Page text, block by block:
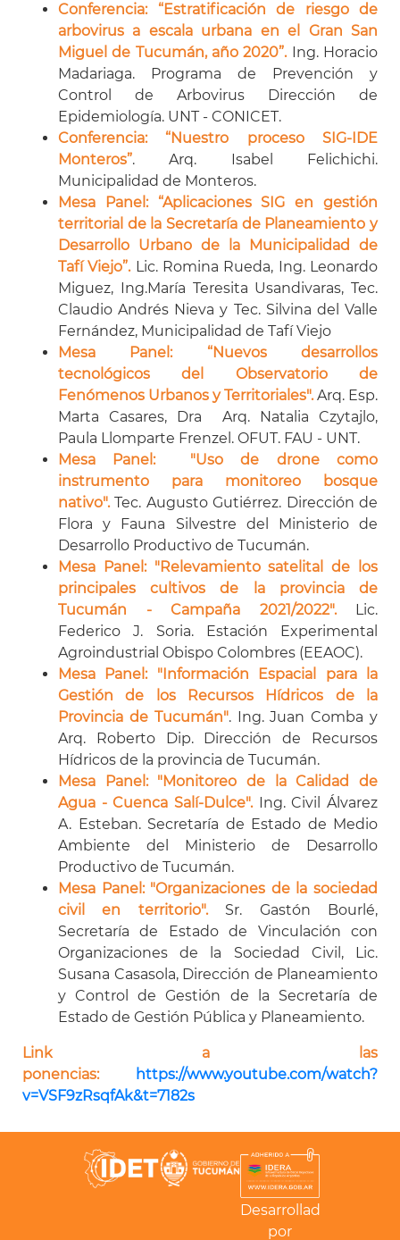
Conferencia: “Estratificación de riesgo de
arbovirus a escala urbana en el Gran San
Miguel de Tucumán, año 2020”. Ing. Horacio
Madariaga. Programa de Prevención y
Control de Arbovirus Dirección de
Epidemiología. UNT - CONICET.
Conferencia: “Nuestro proceso SIG-IDE
Monteros”. Arq. Isabel Felichichi.
Municipalidad de Monteros.
Mesa Panel: “Aplicaciones SIG en gestión
territorial de la Secretaría de Planeamiento y
Desarrollo Urbano de la Municipalidad de
Tafí Viejo”. Lic. Romina Rueda, Ing. Leonardo
Miguez, Ing.María Teresita Usandivaras, Tec.
Claudio Andrés Nieva y Tec. Silvina del Valle
Fernández, Municipalidad de Tafí Viejo
Mesa Panel: “Nuevos desarrollos
tecnológicos del Observatorio de
Fenómenos Urbanos y Territoriales".Arq. Esp.
Marta Casares, Dra Arq. Natalia Czytajlo,
Paula Llomparte Frenzel. OFUT. FAU - UNT.
Mesa Panel: "Uso de drone como
instrumento para monitoreo bosque
nativo".Tec. Augusto Gutiérrez. Dirección de
Flora y Fauna Silvestre del Ministerio de
Desarrollo Productivo de Tucumán.
Mesa Panel: "Relevamiento satelital de los
principales cultivos de la provincia de
Tucumán - Campaña 2021/2022".
Lic.
Federico J. Soria. Estación Experimental
Agroindustrial Obispo Colombres (EEAOC).
Mesa Panel: "Información Espacial para la
Gestión de los Recursos Hídricos de la
Provincia de Tucumán". Ing. Juan Comba y
Arq. Roberto Dip. Dirección de Recursos
Hídricos de la provincia de Tucumán.
Mesa Panel: "Monitoreo de la Calidad de
Agua - Cuenca Salí-Dulce".
Ing. Civil Álvarez
A. Esteban. Secretaría de Estado de Medio
Ambiente del Ministerio de Desarrollo
Productivo de Tucumán.
Mesa Panel: "Organizaciones de la sociedad
civil en territorio". Sr. Gastón Bourlé,
Secretaría de Estado de Vinculación con
Organizaciones de la Sociedad Civil, Lic.
Susana Casasola, Dirección de Planeamiento
y Control de Gestión de la Secretaría de
Estado de Gestión Pública y Planeamiento.
Link a las
ponencias:
https://www.youtube.com/watch?
v=VSF9zRsqfAk&t=7182s
Desarrollado
por